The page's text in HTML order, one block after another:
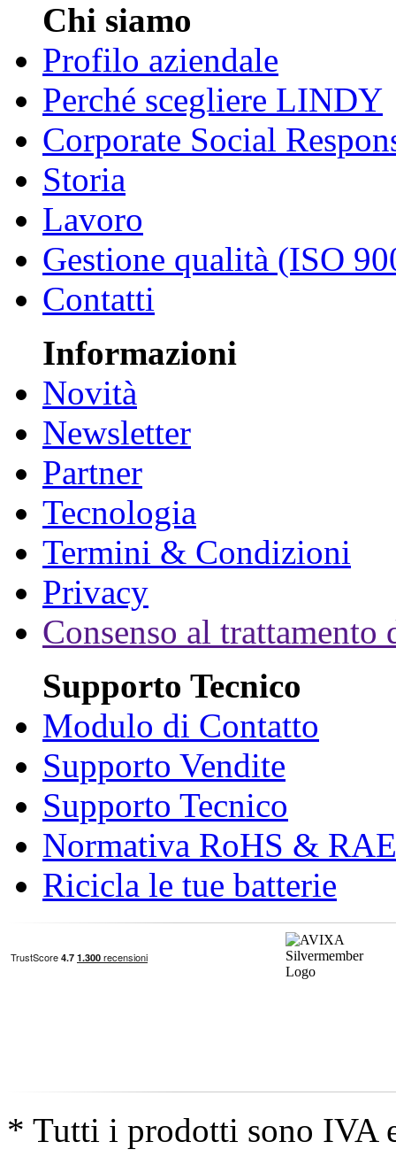
Chi siamo
Profilo aziendale
Perché scegliere LINDY
Corporate Social
Storia
Lavoro
Gestione qualità (ISO
Contatti
Informazioni
Novità
Newsletter
Partner
Tecnologia
Termini & Condizioni
Privacy
Consenso al trattamento
Supporto Tecnico
Modulo di Contatto
Supporto Vendite
Supporto Tecnico
Normativa RoHS &
Ricicla le tue batterie
* Tutti i prodotti sono IVA